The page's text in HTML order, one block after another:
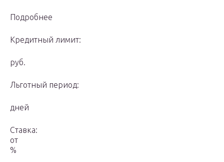
Подробнее
Кредитный лимит:
руб.
Льготный период:
дней
Ставка:
от
%